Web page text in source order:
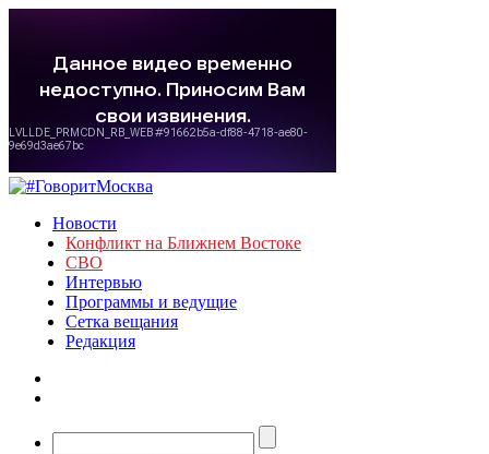
Новости
Конфликт на Ближнем Востоке
СВО
Интервью
Программы и ведущие
Сетка вещания
Редакция